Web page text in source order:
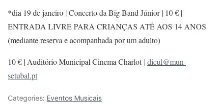
*dia 19 de janeiro | Concerto da Big Band Júnior | 10 € |
ENTRADA LIVRE PARA CRIANÇAS ATÉ AOS 14 ANOS
(mediante reserva e acompanhada por um adulto)
10 € | Auditório Municipal Cinema Charlot | dicul@mun-
setubal.pt
Categories: Eventos Musicais